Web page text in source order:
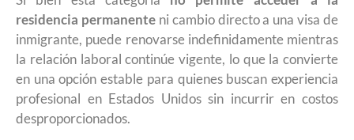
residencia permanenteni cambio directo a una visa de
inmigrante, puede renovarse indefinidamente mientras
la relación laboral continúe vigente, lo que la convierte
en una opción estable para quienes buscan experiencia
profesional en Estados Unidos sin incurrir en costos
desproporcionados.